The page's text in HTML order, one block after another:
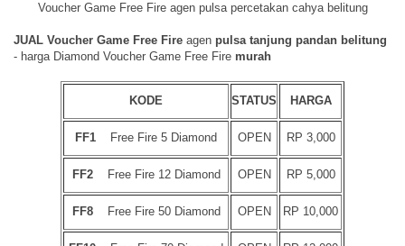
Voucher Game Free Fire agen pulsa percetakan cahya belitung
JUAL Voucher Game Free Fire agen pulsa tanjung pandan belitung
- harga Diamond Voucher Game Free Fire murah
KODE STATUS HARGA
FF1 Free Fire 5 Diamond OPEN RP 3,000
FF2 Free Fire 12 Diamond OPEN RP 5,000
FF8 Free Fire 50 Diamond OPEN RP 10,000